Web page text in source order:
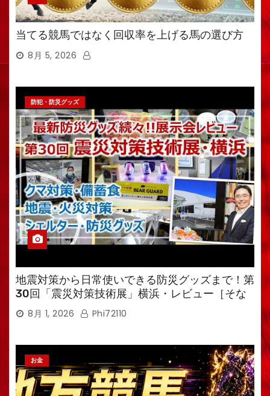
当てる競馬ではなく回収率を上げる馬の選び方
8月 5, 2026
防犯・防災グッズ
地震対策から日常使いできる防災グッズまで！第
30回「震災対策技術展」横浜・レビュー［そな
えるTV・高荷智也］
8月 1, 2026 Phi72110
お金